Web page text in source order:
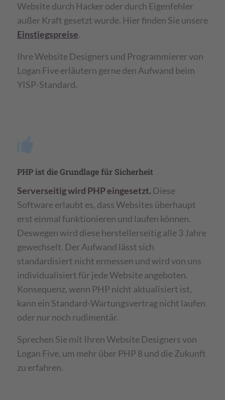
Website durch Hacker oder durch Eigenfehler
außer Kraft gesetzt wurde. Hier finden Sie unsere
Einstiegspreise.
Ihre Website Designers und Programmierer von
Logan Five erläutern gerne den Aufwand beim
YISP-Standard.
PHP ist die Grundlage für Sicherheit
Serverseitig wird PHP eingesetzt. Diese
Software erlaubt es, dass Websites überhaupt
erst einmal funktionieren und laufen können.
Deswegen wird diese herstellerseitig alle 3 Jahre
gewechselt. Der Aufwand lässt sich
standardisiert nicht ermessen und wird von uns
individualisiert für jede Website angeboten.
Konsequenz, wenn PHP nicht aktualisiert ist,
kann ein Standard-Wartungsvertrag nicht laufen
oder nur noch rudimentär.
Sprechen Sie mit Ihren Website Designers von
Logan Five, um mehr über PHP 8 und die Zukunft
zu erfahren.